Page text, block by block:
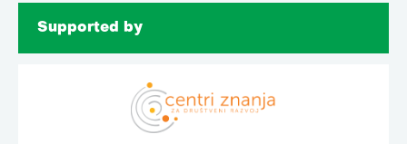
Supported by